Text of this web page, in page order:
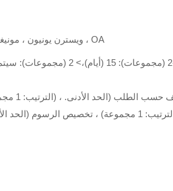
L/C ، D/A ، D/P ، T/T ، ويسترن يونيون ، مونيغرام ، OA
الترتيب: 1 مجموعة) ، تخصيص الرسوم (الحد الأدنى. الترتيب: 1 مجموعات)